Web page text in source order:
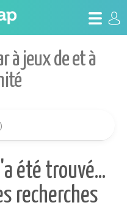
à jeux de et à
été trouvé...
recherches